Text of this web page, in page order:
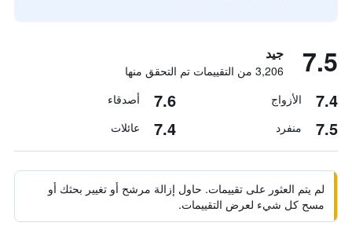
7.5 جيد
3,206 من التقييمات تم التحقق منها
7.4 الأزواج 7.6 أصدقاء
7.5 منفرد 7.4 عائلات
لم يتم العثور على تقييمات. حاول إزالة مرشح أو تغيير بحثك أو
مسح كل شيء لعرض التقييمات.